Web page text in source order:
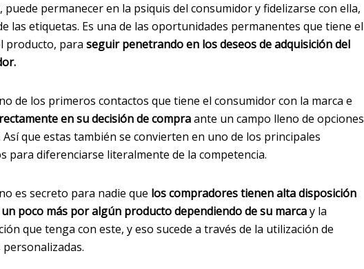
puede permanecer en la psiquis del consumidor y fidelizarse con ella,
las etiquetas. Es una de las oportunidades permanentes que tiene el
producto, para seguir penetrando en los deseos de adquisición del
de los primeros contactos que tiene el consumidor con la marca e
en su decisión de compraante un campo lleno de opciones
Así que estas también se convierten en uno de los principales
para diferenciarse literalmente de la competencia.
es secreto para nadie que los compradores tienen alta disposición
poco más por algún producto dependiendo de su marcay la
que tenga con este, y eso sucede a través de la utilización de